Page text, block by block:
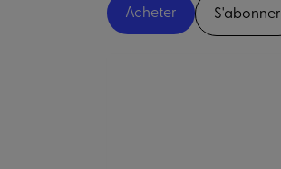
Acheter
S'abonner